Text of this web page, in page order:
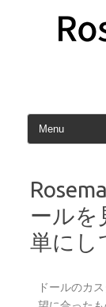
ールを
単にし
ドールのカ